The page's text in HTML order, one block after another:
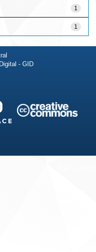
1
1
- GID